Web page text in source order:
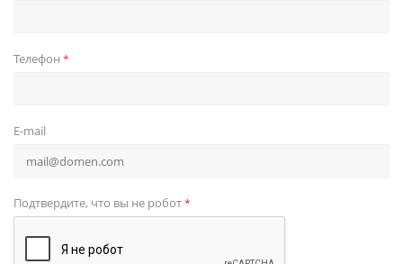
Телефон *
E-mail
Подтвердите, что вы не робот*